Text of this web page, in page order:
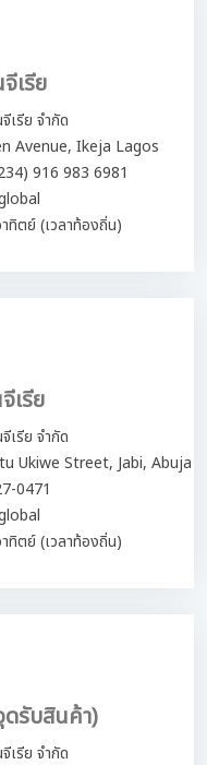
เรีย
เรีย จำกัด
Avenue, Ikeja Lagos
916 983 6981
ทิตย์ (เวลาท้องถิ่น)
เรีย
เรีย จำกัด
Ukiwe Street, Jabi, Abuja
0471
ทิตย์ (เวลาท้องถิ่น)
ดรับสินค้า)
เรีย จำกัด